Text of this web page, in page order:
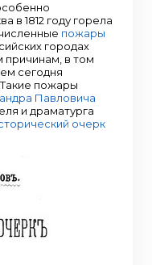
в 1812 году горела
пожары
городах
в том
сегодня
пожары
Павловича
и драматурга
очерк